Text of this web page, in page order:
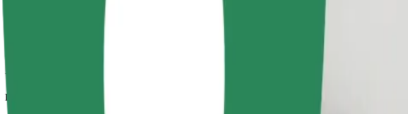
Viajes en coches con más espacio para equipaje y para estirar las piernas
Duración estimada del viaje